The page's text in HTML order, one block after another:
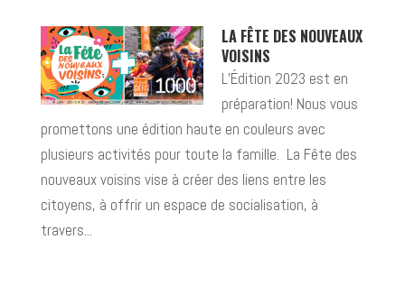
LA FÊTE DES NOUVEAUX
VOISINS
L’Édition 2023 est en
préparation! Nous vous
promettons une édition haute en couleurs avec
plusieurs activités pour toute la famille. La Fête des
nouveaux voisins vise à créer des liens entre les
citoyens, à offrir un espace de socialisation, à
travers...